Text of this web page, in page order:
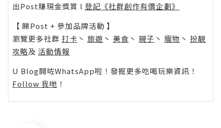
出Post賺現金獎賞 l 登記《社群創作有價企劃》
【 睇Post + 參加品牌活動 】
瀏覽更多社群 打卡 丶 旅遊 丶 美食 丶 親子 丶 寵物 丶 扮靚
攻略及 活動情報
U Blog開咗WhatsApp啦！發掘更多吃喝玩樂資訊！
Follow 我哋 ！